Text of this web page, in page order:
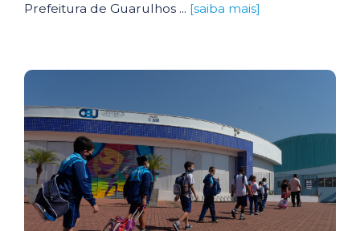
Prefeitura de Guarulhos ... [saiba mais]